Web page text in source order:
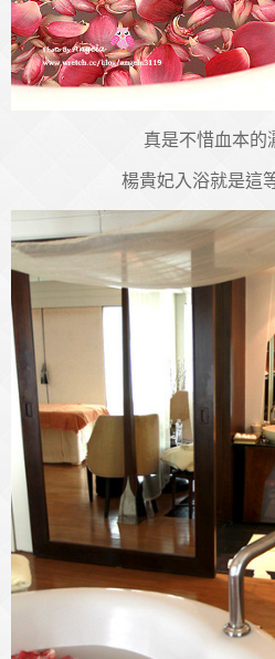
真是不惜血本的
楊貴妃入浴就是這